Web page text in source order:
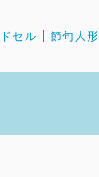
セル 節句人形